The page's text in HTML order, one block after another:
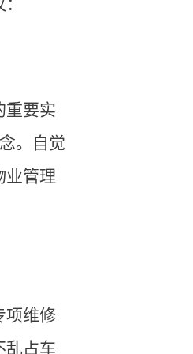
重要实
。自觉
业管理
项维修
乱占车